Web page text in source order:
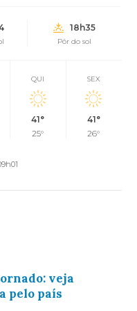
18h35
Pôr do sol
QUI
41°
25°
SEX
41°
26°
veja
pelo país